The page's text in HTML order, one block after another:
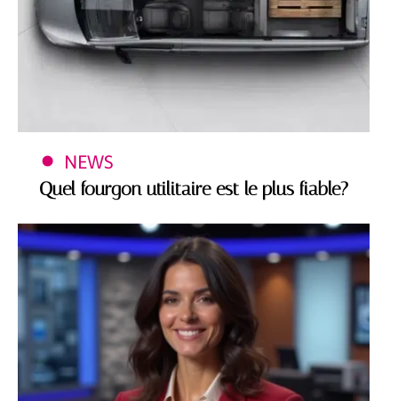
NEWS
Quel fourgon utilitaire est le plus fiable?